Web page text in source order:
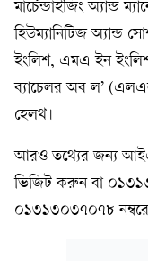
মার্চেন্ডাইজিং অ্যান্ড
হিউম্যানিটিজ অ্যান্ড
ইংলিশ, এমএ ইন ইংলিশ
ব্যাচেলর অব ল’
হেলথ।
আরও তথ্যের জন্য
ভিজিট করুন বা
০১৩১৩০৩৭০৭৮